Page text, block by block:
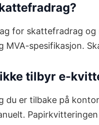
for skattefradrag
MVA-spesifikasjon.
tilbyr e-
du er tilbake på